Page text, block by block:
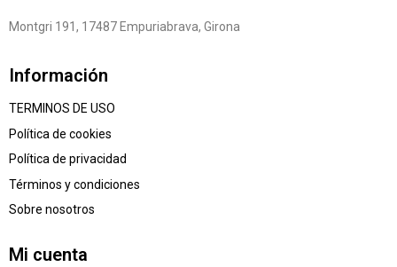
Montgri 191, 17487 Empuriabrava, Girona
Información
TERMINOS DE USO
Política de cookies
Política de privacidad
Términos y condiciones
Sobre nosotros
Mi cuenta